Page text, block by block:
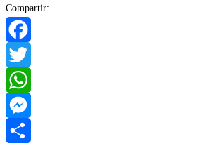
Compartir:
Facebook
Twitter
WhatsApp
Messenger